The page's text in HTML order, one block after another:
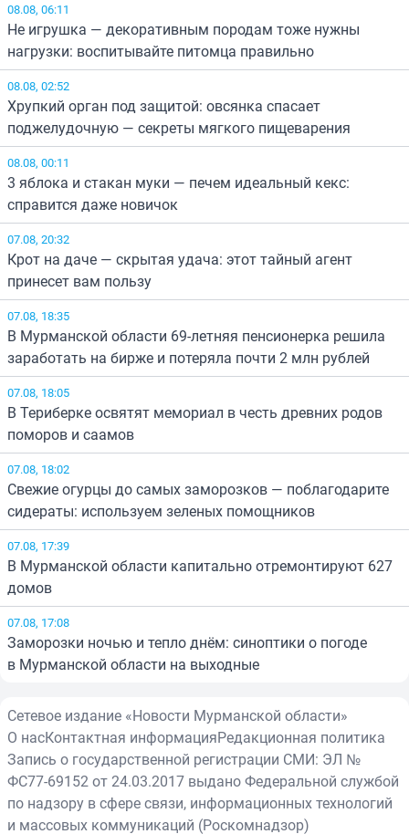
08.08, 06:11
Не игрушка — декоративным породам тоже нужны
нагрузки: воспитывайте питомца правильно
08.08, 02:52
Хрупкий орган под защитой: овсянка спасает
поджелудочную — секреты мягкого пищеварения
08.08, 00:11
3 яблока и стакан муки — печем идеальный кекс:
справится даже новичок
07.08, 20:32
Крот на даче — скрытая удача: этот тайный агент
принесет вам пользу
07.08, 18:35
В Мурманской области 69-летняя пенсионерка решила
заработать на бирже и потеряла почти 2 млн рублей
07.08, 18:05
В Териберке освятят мемориал в честь древних родов
поморов и саамов
07.08, 18:02
Свежие огурцы до самых заморозков — поблагодарите
сидераты: используем зеленых помощников
07.08, 17:39
В Мурманской области капитально отремонтируют 627
домов
07.08, 17:08
Заморозки ночью и тепло днём: синоптики о погоде
в Мурманской области на выходные
Сетевое издание «Новости Мурманской области»
О насКонтактная информацияРедакционная политика
Запись о государственной регистрации СМИ: ЭЛ №
ФС77-69152 от 24.03.2017 выдано Федеральной службой
по надзору в сфере связи, информационных технологий
и массовых коммуникаций (Роскомнадзор)